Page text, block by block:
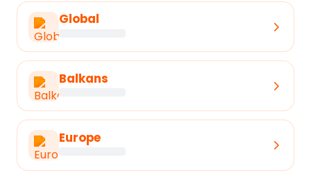
Global
Balkans
Europe